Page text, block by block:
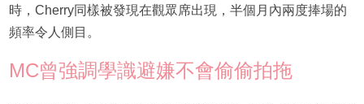
時，Cherry同樣被發現在觀眾席出現，半個月內兩度捧場的
頻率令人側目。
MC曾強調學識避嫌不會偷偷拍拖